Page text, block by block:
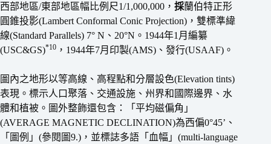
西部地區/東部地區幅比例尺1/1,000,000， 採蘭伯特正形
圓錐投影(Lambert Conformal Conic Projection)，雙標準緯
線(Standard Parallels) 7° N、20°N。1944年1月編纂
(USC&GS)*10 ，1944年7月印製(AMS)、發行(USAAF)。
圖內之地形以等高線、高程點和分層設色(Elevation tints)
表現。標示人口聚落、交通設施、州界和國際邊界、水
體和植被。圖外整飾還包含：「平均磁偏角」
(AVERAGE MAGNETIC DECLINATION)為西偏0°45’、
「圖例」(參閱圖9.)，並標誌多語「血幅」(multi-language